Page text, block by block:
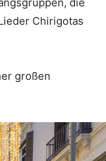
Chirigotas
großen